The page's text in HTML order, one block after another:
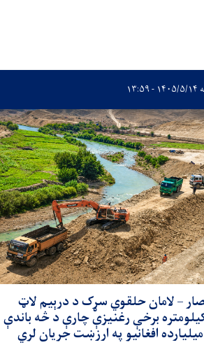
– لامان حلقوي سړک د درېیم لاټ
کیلومتره برخې رغنیزې چارې د څه باندې